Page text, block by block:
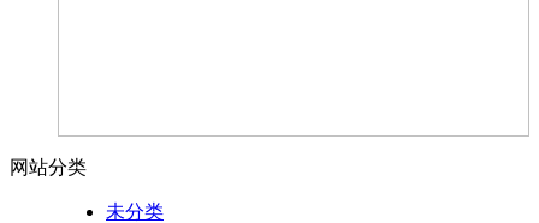
网站分类
未分类